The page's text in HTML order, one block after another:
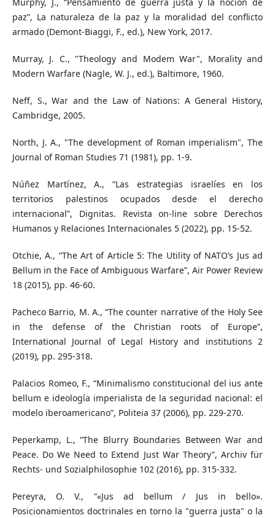
paz”, La naturaleza de la paz y la moralidad del conflicto
armado (Demont-Biaggi, F., ed.), New York, 2017.
Murray, J. C., "Theology and Modem War", Morality and
Modern Warfare (Nagle, W. J., ed.), Baltimore, 1960.
Neff, S., War and the Law of Nations: A General History,
Cambridge, 2005.
North, J. A., "The development of Roman imperialism", The
Journal of Roman Studies 71 (1981), pp. 1-9.
Núñez Martínez, A., “Las estrategias israelíes en los
territorios palestinos ocupados desde el derecho
internacional”, Dignitas. Revista on-line sobre Derechos
Humanos y Relaciones Internacionales 5 (2022), pp. 15-52.
Otchie, A., “The Art of Article 5: The Utility of NATO’s Jus ad
Bellum in the Face of Ambiguous Warfare”, Air Power Review
18 (2015), pp. 46-60.
Pacheco Barrio, M. A., “The counter narrative of the Holy See
in the defense of the Christian roots of Europe”,
International Journal of Legal History and institutions 2
(2019), pp. 295-318.
Palacios Romeo, F., “Minimalismo constitucional del ius ante
bellum e ideología imperialista de la seguridad nacional: el
modelo iberoamericano”, Politeia 37 (2006), pp. 229-270.
Peperkamp, L., “The Blurry Boundaries Between War and
Peace. Do We Need to Extend Just War Theory”, Archiv für
Rechts- und Sozialphilosophie 102 (2016), pp. 315-332.
Pereyra, O. V., “«Jus ad bellum / Jus in bello».
Posicionamientos doctrinales en torno la "guerra justa" o la